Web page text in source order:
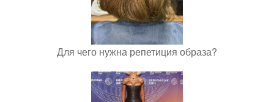
Для чего нужна репетиция образа?